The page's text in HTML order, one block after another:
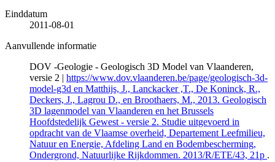
Einddatum
2011-08-01
Aanvullende informatie
DOV -Geologie - Geologisch 3D Model van Vlaanderen,
versie 2 | https://www.dov.vlaanderen.be/page/geologisch-3d-
model-g3d en Matthijs, J., Lanckacker ,T., De Koninck, R.,
Deckers, J., Lagrou D., en Broothaers, M., 2013. Geologisch
3D lagenmodel van Vlaanderen en het Brussels
Hoofdstedelijk Gewest - versie 2. Studie uitgevoerd in
opdracht van de Vlaamse overheid, Departement Leefmilieu,
Natuur en Energie, Afdeling Land en Bodembescherming,
Ondergrond, Natuurlijke Rijkdommen. 2013/R/ETE/43, 21p .